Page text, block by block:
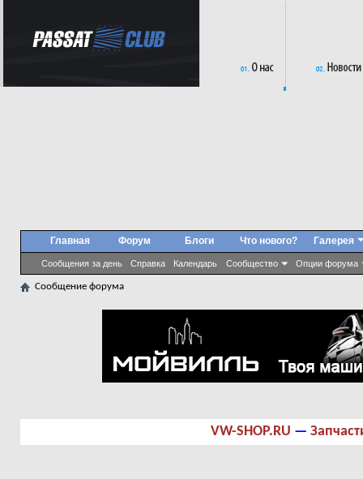
Главная Форум
Сообщения за день Справка Календарь Сообщество Опции форума
Блоги Что нового? Галерея
Сообщение форума
VW-SHOP.RU —